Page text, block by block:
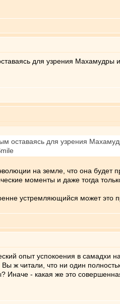
для узрения
оставаясь для узрения
на земле, что она будет
моменты и даже тогда
устремляющийся может это
опыт успокоения в самадхи
Вы ж читали, что ни один
Иначе - какая же это